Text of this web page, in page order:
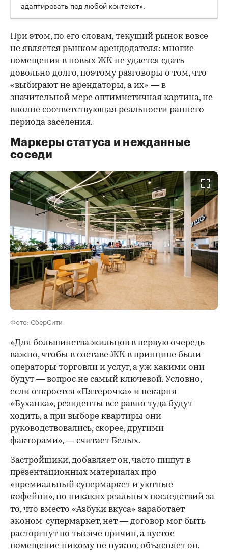
адаптировать под любой контекст».
При этом, по его словам, текущий рынок вовсе
не является рынком арендодателя: многие
помещения в новых ЖК не удается сдать
довольно долго, поэтому разговоры о том, что
«выбирают не арендаторы, а их» — в
значительной мере оптимистичная картина, не
вполне соответствующая реальности раннего
периода заселения.
Маркеры статуса и нежданные
соседи
Фото: СберСити
«Для большинства жильцов в первую очередь
важно, чтобы в составе ЖК в принципе были
операторы торговли и услуг, а уж какими они
будут — вопрос не самый ключевой. Условно,
если откроется «Пятерочка» и пекарня
«Буханка», резиденты все равно туда будут
ходить, а при выборе квартиры они
руководствовались, скорее, другими
факторами», — считает Белых.
Застройщики, добавляет он, часто пишут в
презентационных материалах про
«премиальный супермаркет и уютные
кофейни», но никаких реальных последствий за
то, что вместо «Азбуки вкуса» заработает
эконом-супермаркет, нет — договор мог быть
расторгнут по тысяче причин, а пустое
помещение никому не нужно, объясняет он.